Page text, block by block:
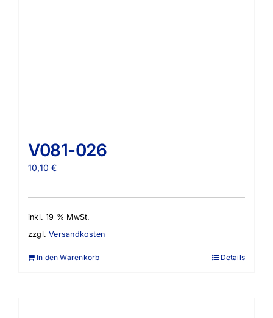
V081-026
10,10€
inkl. 19 % MwSt.
zzgl.Versandkosten
In den Warenkorb Details